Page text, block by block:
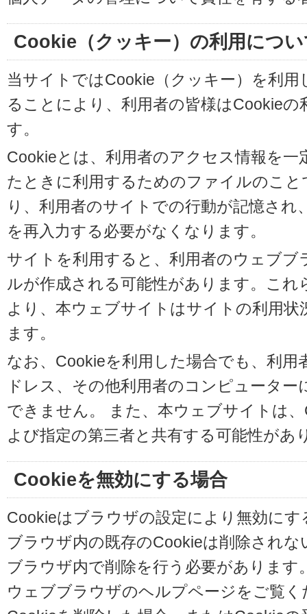
Cookie（クッキー）の利用につ
当サイトではCookie（クッキー）を利
ることにより、利用者の皆様はCookie
す。
Cookieとは、利用者のアクセス情報を
たときに利用するためのファイルのこ
り、利用者のサイトでの行動が記憶さ
を再入力する必要がなくなります。
サイトを利用すると、利用者のウェブ
ルが作成される可能性があります。こ
より、本ウェブサイトはサイトの利用
ます。
なお、Cookieを利用した場合でも、利用
ドレス、その他利用者のコンピュータ
できません。 また、本ウェブサイトは
よび指定の第三者と共有する可能性があ
Cookieを無効にする場合
Cookieはブラウザの設定により無効に
ブラウザ内の既存のCookieは削除され
ブラウザ内で削除を行う必要があります
ウェブブラウザのヘルプページをご覧く